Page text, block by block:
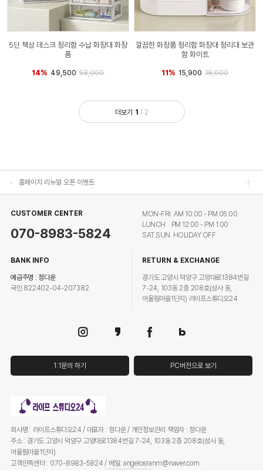
5단 책상 데스크 정리함 수납 화장대 화장
품
14% 49,500 58,000
깔끔한 화장품 정리함 화장대 정리대 보관
함 화이트
11% 15,900 18,000
더보기 1 / 2
홈페이지 리뉴얼 오픈 이벤트
홈페이지 리뉴얼 오픈 이벤트
CUSTOMER CENTER
070-8983-5824
MON-FRI AM 10:00 - PM 05:00
LUNCH PM 12:00 - PM 1:00
SAT.SUN HOLIDAY OFF
BANK INFO
예금주명 : 정다운
국민 822402-04-207382
RETURN & EXCHANGE
경기도 고양시 덕양구 고양대로1384번길
7-24, 103동 2층 208호(성사 동,
어울림마을1단지) 라이프스튜디오24
1:1문의 하기 PC버전으로 보기
회사명 : 라이프스튜디오24 / 대표자 : 정다운 / 개인정보관리 책임자 : 정다운
주소 : 경기도 고양시 덕양구 고양대로1384번길 7-24, 103동 2층 208호(성사 동,
어울림마을1단지)
고객만족센터 : 070-8983-5824 / 메일: angelosranm@naver.com